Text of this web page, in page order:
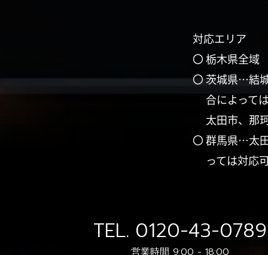
対応エリア
〇 栃木県全域
〇 茨城県…結
合によって
太田市、那
〇 群馬県…太
っては対応
TEL. 0120-43-0789
営業時間 9:00 - 18:00